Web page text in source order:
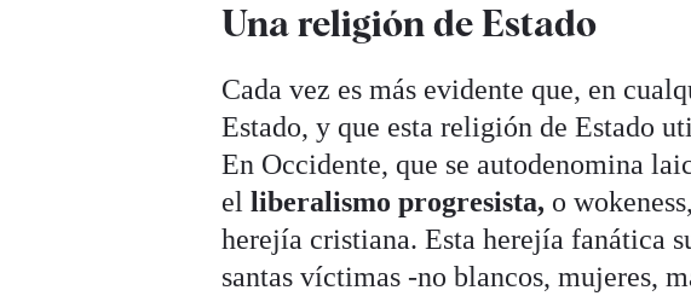
Una religión de Estado
Cada vez es más evidente que, en
Estado, y que esta religión de Estado
En Occidente, que se autodenomina
elliberalismo progresista, o
herejía cristiana. Esta herejía fanática
santas víctimas -no blancos, mujeres,